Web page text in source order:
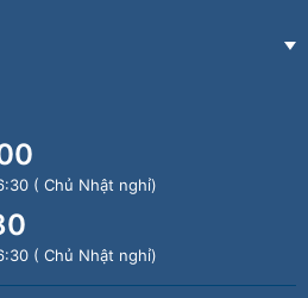
( Chủ Nhật nghỉ)
( Chủ Nhật nghỉ)